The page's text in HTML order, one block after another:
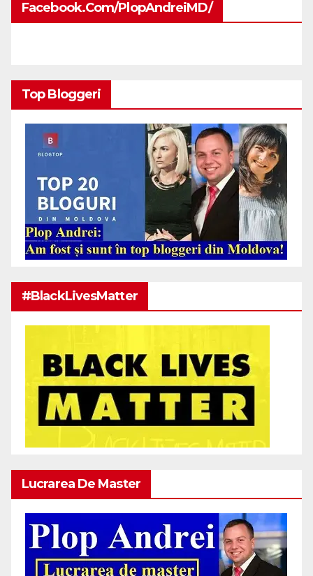
Facebook.com/PlopAndreiMD/
Top Bloggeri
#BlackLivesMatter
Lucrarea De Master